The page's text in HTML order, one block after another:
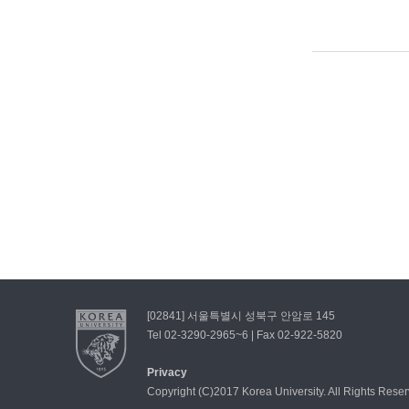
[02841] 서울특별시 성북구 안암로 145
Tel 02-3290-2965~6 | Fax 02-922-5820
Privacy
Copyright (C)2017 Korea University. All Rights